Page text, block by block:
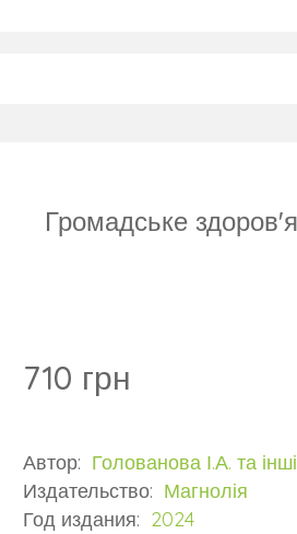
Громадське здоров'я
710 грн
Автор: Голованова І.А. та інші
Издательство: Магнолія
Год издания: 2024